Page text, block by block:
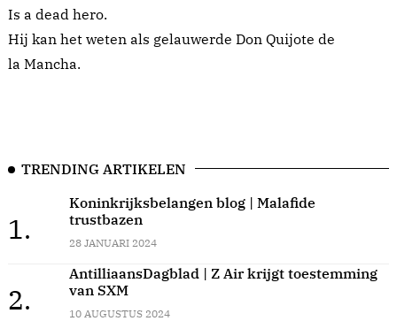
Is a dead hero.
Hij kan het weten als gelauwerde Don Quijote de
la Mancha.
TRENDING ARTIKELEN
1.
Koninkrijksbelangen blog | Malafide
trustbazen
28 JANUARI 2024
2.
AntilliaansDagblad | Z Air krijgt toestemming
van SXM
10 AUGUSTUS 2024